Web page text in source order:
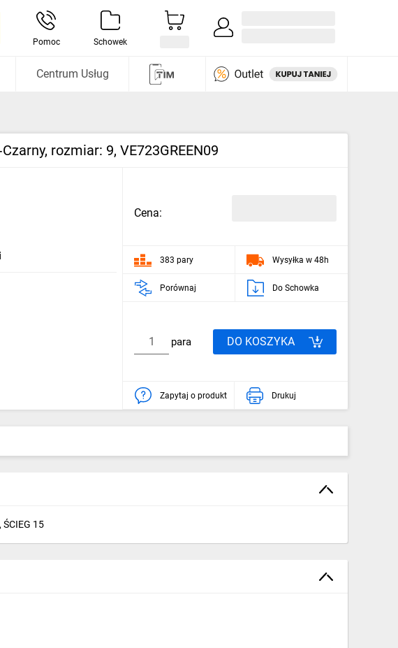
Pomoc Schowek
Centrum Usług
rozmiar: 9, VE723GREEN09
Cena:
383 pary Wysyłka w 48h
Porównaj Do Schowka
para DO KOSZYKA
Zapytaj o produkt Drukuj
ŚCIEG 15